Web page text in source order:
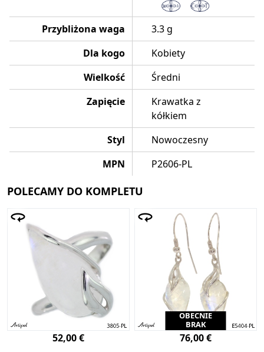
Przybliżona waga
3.3 g
Dla kogo
Kobiety
Wielkość
Średni
Zapięcie
Krawatka z
kółkiem
Styl
Nowoczesny
MPN
P2606-PL
POLECAMY DO KOMPLETU
52,00 €
OBECNIE
BRAK
76,00 €